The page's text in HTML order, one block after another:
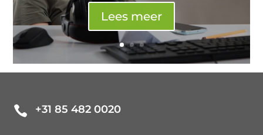
Lees meer
 +31 85 482 0020